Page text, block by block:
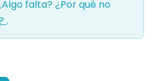
falta? ¿Por qué no
.